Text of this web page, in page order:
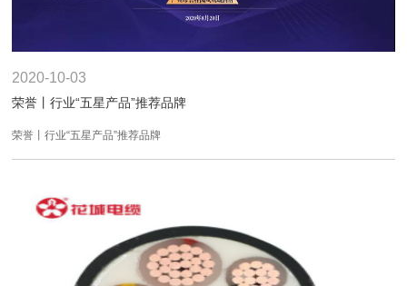
2020-10-03
荣誉丨行业“五星产品”推荐品牌
荣誉丨行业“五星产品”推荐品牌